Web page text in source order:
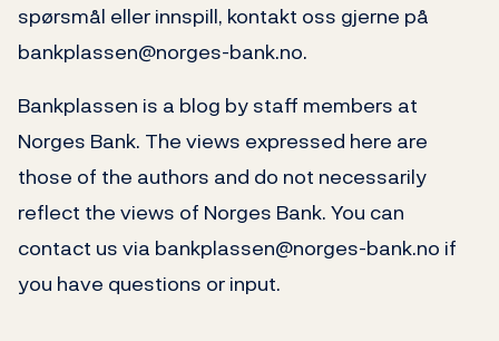
spørsmål eller innspill, kontakt oss gjerne på
bankplassen@norges-bank.no.
Bankplassen is a blog by staff members at
Norges Bank. The views expressed here are
those of the authors and do not necessarily
reflect the views of Norges Bank. You can
contact us via bankplassen@norges-bank.no if
you have questions or input.